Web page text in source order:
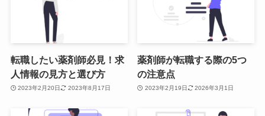
転職したい薬剤師必見！求
人情報の見方と選び方
2023年2月20日 2023年8月17日
薬剤師が転職する際の5つ
の注意点
2023年2月19日 2026年3月1日